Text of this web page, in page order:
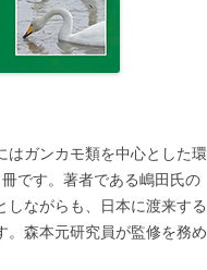
はガンカモ類を中心とした環
です。著者である嶋田氏の
ながらも、日本に渡来する
森本元研究員が監修を務め